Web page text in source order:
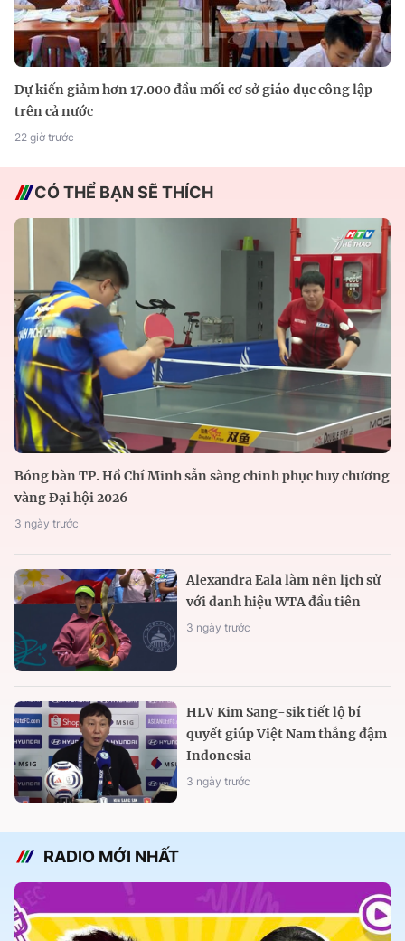
Dự kiến giảm hơn 17.000 đầu mối cơ sở giáo dục công lập
trên cả nước
22 giờ trước
CÓ THỂ BẠN SẼ THÍCH
Bóng bàn TP. Hồ Chí Minh sẵn sàng chinh phục huy chương
vàng Đại hội 2026
3 ngày trước
Alexandra Eala làm nên lịch sử
với danh hiệu WTA đầu tiên
3 ngày trước
HLV Kim Sang-sik tiết lộ bí
quyết giúp Việt Nam thắng đậm
Indonesia
3 ngày trước
RADIO MỚI NHẤT